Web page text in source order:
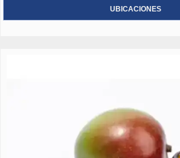
UBICACIONES